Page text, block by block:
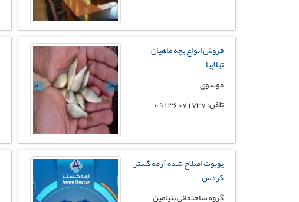
فروش انواع بچه ماهیان
تیلاپیا
موسوی
تلفن: 09136071737
یوبوت اصلاح شده آرمه گستر
کردس
گروه ساختمانی بنیامین